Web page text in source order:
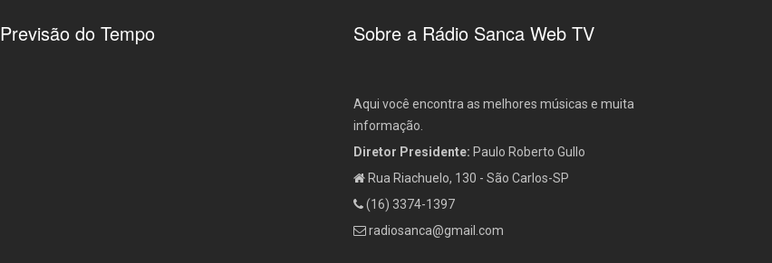
Previsão do Tempo Sobre a Rádio Sanca Web TV
Aqui você encontra as melhores músicas e muita
informação.
Diretor Presidente: Paulo Roberto Gullo
Rua Riachuelo, 130 - São Carlos-SP
(16) 3374-1397
radiosanca@gmail.com